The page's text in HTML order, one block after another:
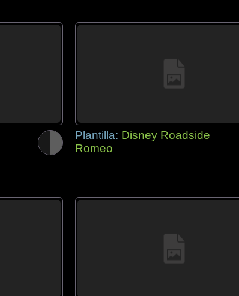
Plantilla: Disney Roadside
Romeo